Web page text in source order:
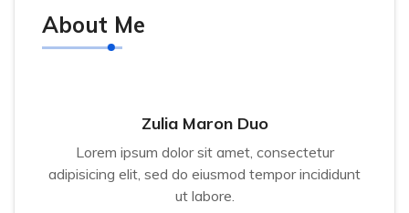
About Me
Zulia Maron Duo
Lorem ipsum dolor sit amet, consectetur
adipisicing elit, sed do eiusmod tempor incididunt
ut labore.